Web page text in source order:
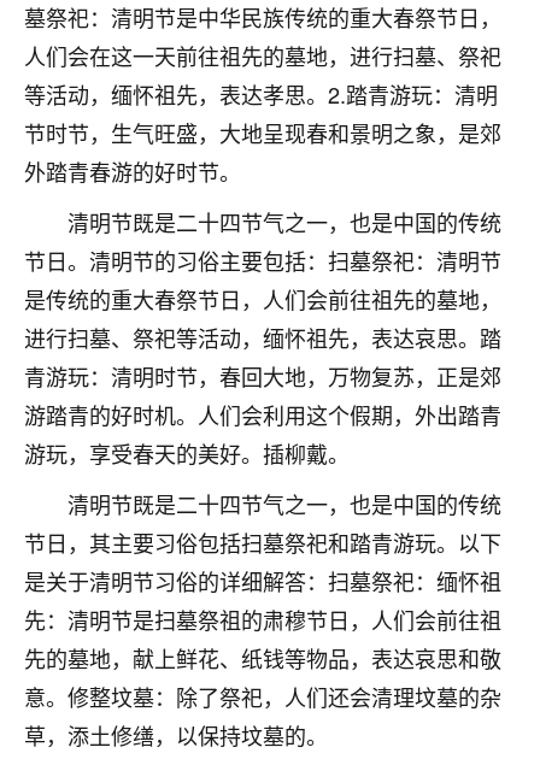
墓祭祀：清明节是中华民族传统的重大春祭节日，
人们会在这一天前往祖先的墓地，进行扫墓、祭祀
等活动，缅怀祖先，表达孝思。2.踏青游玩：清明
节时节，生气旺盛，大地呈现春和景明之象，是郊
外踏青春游的好时节。
清明节既是二十四节气之一，也是中国的传统
节日。清明节的习俗主要包括：扫墓祭祀：清明节
是传统的重大春祭节日，人们会前往祖先的墓地，
进行扫墓、祭祀等活动，缅怀祖先，表达哀思。踏
青游玩：清明时节，春回大地，万物复苏，正是郊
游踏青的好时机。人们会利用这个假期，外出踏青
游玩，享受春天的美好。插柳戴。
清明节既是二十四节气之一，也是中国的传统
节日，其主要习俗包括扫墓祭祀和踏青游玩。以下
是关于清明节习俗的详细解答：扫墓祭祀：缅怀祖
先：清明节是扫墓祭祖的肃穆节日，人们会前往祖
先的墓地，献上鲜花、纸钱等物品，表达哀思和敬
意。修整坟墓：除了祭祀，人们还会清理坟墓的杂
草，添土修缮，以保持坟墓的。
3小时前 来自河北 16
付深
我是公司人事调整，有升迁机会，但同时竞争的我们
三个，找老师的时候是抱着侥幸心理，没想到老师看
着我晋升有望，我半信半疑的按照老师建议，做了化
太岁还有一个发钱粮，本来年前的人事调整，拖到年
后，我以为都没戏了，结果开年一上班，开会提拔升
职第一个就是我，职务无所谓，主要是底薪加了
3000，非常开心，无论如何，感恩感谢！🙏🏻
鹿森 ：恭喜升职加薪！！，请客吗？�
12小时前 来自北京 32
心心相印
我身体不太好，总是病病殃殃的，去检查又没什么大
问题，反正就是不舒服。中医西医看遍了，找不到问
题，后来无意中看到有人推荐慧来老师，跟老师聊过
之后，心情豁然开朗，也听老师建议，处理了一些因
果问题。今年以来，身体比以前好多，主要是心情好
了，老师说境随心转，现在深有体会了。
鹿森：是的，其实跟老师聊过之后，最大的感
触，首先就是心态会变好，万般皆是命，半点
不由人！